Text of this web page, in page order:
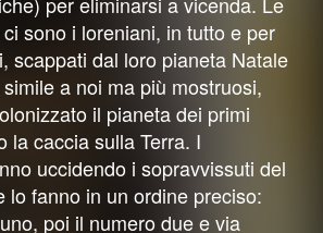
sono i loreniani, in tutto e per
scappati dal loro pianeta Natale
a noi ma più mostruosi,
il pianeta dei primi
la caccia sulla Terra. I
uccidendo i sopravvissuti del
lo fanno in un ordine preciso:
poi il numero due e via